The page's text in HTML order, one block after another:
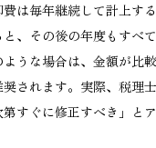
は毎年継続して計上す
、その後の年度もすべ
うな場合は、金額が比
されます。実際、税理
すぐに修正すべき」と